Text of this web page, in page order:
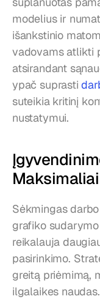
modelius ir
išankstinio
vadovams atlikti
atsirandant
ypač suprasti
suteikia kritinį
nustatymui.
Maksimaliai
Sėkmingas
grafiko
reikalauja
pasirinkimo.
greitą priėmimą,
ilgalaikes naudas.